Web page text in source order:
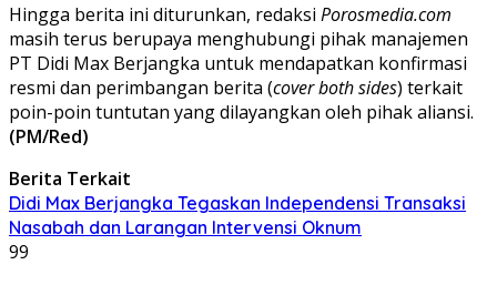
​Hingga berita ini diturunkan, redaksi Porosmedia.com
masih terus berupaya menghubungi pihak manajemen
PT Didi Max Berjangka untuk mendapatkan konfirmasi
resmi dan perimbangan berita (cover both sides) terkait
poin-poin tuntutan yang dilayangkan oleh pihak aliansi.
(PM/Red)
Berita Terkait
Didi Max Berjangka Tegaskan Independensi Transaksi
Nasabah dan Larangan Intervensi Oknum
99